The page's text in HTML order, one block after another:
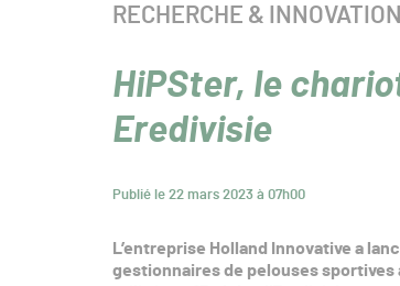
HiPSter, le
Eredivisie
Publié le 22 mars 2023 à 07h00
CATÉGORIE :
RECHERCHE & INNOVATION
L’entreprise Holland Innovative a
gestionnaires de pelouses sportives